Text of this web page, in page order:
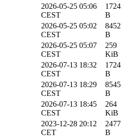
2026-05-25 05:06
CEST
1724
B
2026-05-25 05:02
CEST
8452
B
2026-05-25 05:07
CEST
259
KiB
2026-07-13 18:32
CEST
1724
B
2026-07-13 18:29
CEST
8545
B
2026-07-13 18:45
CEST
264
KiB
2023-12-28 20:12
CET
2477
B